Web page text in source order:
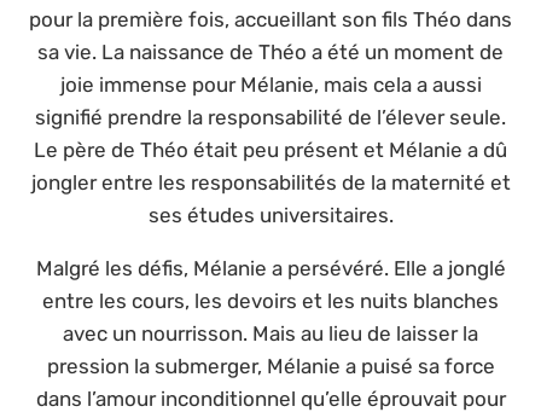
pour la première fois, accueillant son fils Théo dans
sa vie. La naissance de Théo a été un moment de
joie immense pour Mélanie, mais cela a aussi
signifié prendre la responsabilité de l’élever seule.
Le père de Théo était peu présent et Mélanie a dû
jongler entre les responsabilités de la maternité et
ses études universitaires.
Malgré les défis, Mélanie a persévéré. Elle a jonglé
entre les cours, les devoirs et les nuits blanches
avec un nourrisson. Mais au lieu de laisser la
pression la submerger, Mélanie a puisé sa force
dans l’amour inconditionnel qu’elle éprouvait pour